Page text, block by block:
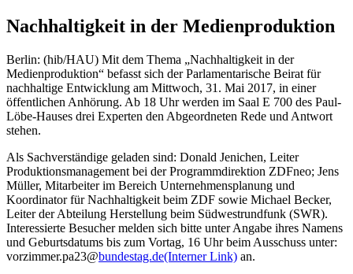
Nachhaltigkeit in der Medienproduktion
Berlin: (hib/HAU) Mit dem Thema „Nachhaltigkeit in der
Medienproduktion“ befasst sich der Parlamentarische Beirat für
nachhaltige Entwicklung am Mittwoch, 31. Mai 2017, in einer
öffentlichen Anhörung. Ab 18 Uhr werden im Saal E 700 des Paul-
Löbe-Hauses drei Experten den Abgeordneten Rede und Antwort
stehen.
Als Sachverständige geladen sind: Donald Jenichen, Leiter
Produktionsmanagement bei der Programmdirektion ZDFneo; Jens
Müller, Mitarbeiter im Bereich Unternehmensplanung und
Koordinator für Nachhaltigkeit beim ZDF sowie Michael Becker,
Leiter der Abteilung Herstellung beim Südwestrundfunk (SWR).
Interessierte Besucher melden sich bitte unter Angabe ihres Namens
und Geburtsdatums bis zum Vortag, 16 Uhr beim Ausschuss unter:
vorzimmer.pa23@bundestag.de(Interner Link) an.